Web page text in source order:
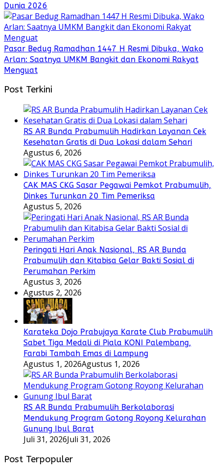
Dunia 2026
Pasar Bedug Ramadhan 1447 H Resmi Dibuka, Wako
Arlan: Saatnya UMKM Bangkit dan Ekonomi Rakyat
Menguat
Post Terkini
RS AR Bunda Prabumulih Hadirkan Layanan Cek
Kesehatan Gratis di Dua Lokasi dalam Sehari
Agustus 6, 2026
CAK MAS CKG Sasar Pegawai Pemkot Prabumulih,
Dinkes Turunkan 20 Tim Pemeriksa
Agustus 5, 2026
Peringati Hari Anak Nasional, RS AR Bunda
Prabumulih dan Kitabisa Gelar Bakti Sosial di
Perumahan Perkim
Agustus 3, 2026
Agustus 2, 2026
Karateka Dojo Prabujaya Karate Club Prabumulih
Sabet Tiga Medali di Piala KONI Palembang,
Farabi Tambah Emas di Lampung
Agustus 1, 2026Agustus 1, 2026
RS AR Bunda Prabumulih Berkolaborasi
Mendukung Program Gotong Royong Kelurahan
Gunung Ibul Barat
Juli 31, 2026Juli 31, 2026
Post Terpopuler